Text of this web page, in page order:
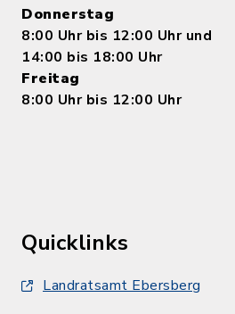
Donnerstag
8:00 Uhr bis 12:00 Uhr und
14:00 bis 18:00 Uhr
Freitag
8:00 Uhr bis 12:00 Uhr
Quicklinks
Landratsamt Ebersberg